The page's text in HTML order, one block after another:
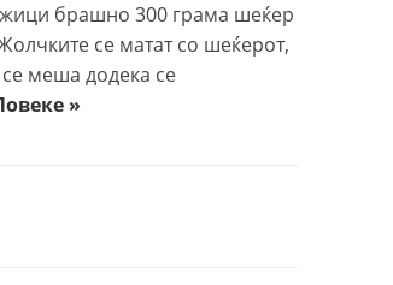
брашно 300 грама шеќер
се матат со шеќерот,
меша додека се
»